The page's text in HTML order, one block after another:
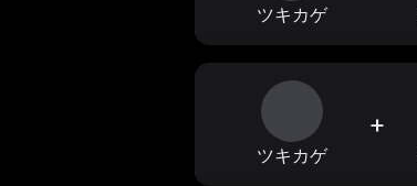
ツキカゲ
ツキカゲ
+